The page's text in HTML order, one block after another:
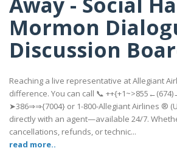
Mormon
Discussion
Reaching a live representative at Allegiant
difference. You can call 📞
➤386⇒⇒{7004} or 1-800-Allegiant Airlines ®
directly with an agent—available 24/7.
cancellations, refunds, or technic...
read more..